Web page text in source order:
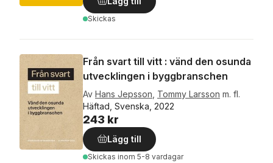
Skickas
Från svart till vitt : vänd den osunda
utvecklingen i byggbranschen
Av Hans Jepsson Tommy Larsson m. fl.
Häftad, Svenska, 2022
243 kr
Lägg till
Skickas inom 5-8 vardagar